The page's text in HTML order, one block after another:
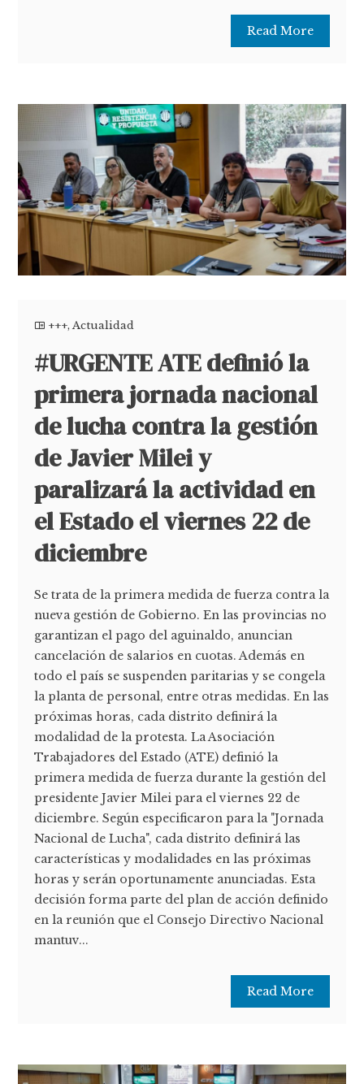
Read More
+++,Actualidad
#URGENTE ATE definió la
primera jornada nacional
de lucha contra la gestión
de Javier Milei y
paralizará la actividad en
el Estado el viernes 22 de
diciembre
Se trata de la primera medida de fuerza contra la
nueva gestión de Gobierno. En las provincias no
garantizan el pago del aguinaldo, anuncian
cancelación de salarios en cuotas. Además en
todo el país se suspenden paritarias y se congela
la planta de personal, entre otras medidas. En las
próximas horas, cada distrito definirá la
modalidad de la protesta. La Asociación
Trabajadores del Estado (ATE) definió la
primera medida de fuerza durante la gestión del
presidente Javier Milei para el viernes 22 de
diciembre. Según especificaron para la "Jornada
Nacional de Lucha", cada distrito definirá las
características y modalidades en las próximas
horas y serán oportunamente anunciadas. Esta
decisión forma parte del plan de acción definido
en la reunión que el Consejo Directivo Nacional
mantuv...
Read More